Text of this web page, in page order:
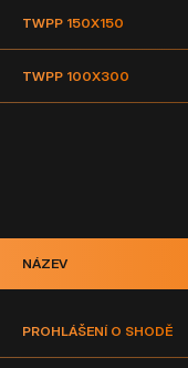
TWPP 150X150
TWPP 100X300
NÁZEV
PROHLÁŠENÍ O SHODĚ